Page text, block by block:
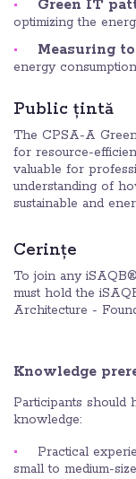
Green IT
optimizing the
Measuring
energy
Public țintă
The CPSA-A
for resource-
valuable for
understanding of
sustainable and
Cerințe
To join any
must hold the
Architecture -
Knowledge
Participants should
knowledge:
Practical
small to medium-